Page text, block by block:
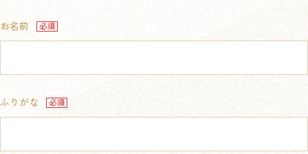
お名前
ふりがな